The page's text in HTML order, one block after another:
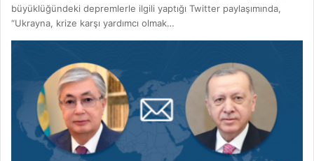
büyüklüğündeki depremlerle ilgili yaptığı Twitter paylaşımında,
“Ukrayna, krize karşı yardımcı olmak…